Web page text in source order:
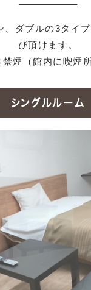
、ダブルの3タイ
び頂けます。
煙（館内に喫煙所
シングルルーム